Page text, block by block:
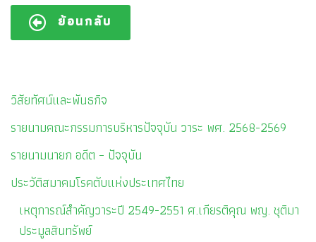
ย้อนกลับ
วิสัยทัศน์และพันธกิจ
รายนามคณะกรรมการบริหารปัจจุบัน วาระ พศ. 2568-2569
รายนามนายก อดีต – ปัจจุบัน
ประวัติสมาคมโรคตับแห่งประเทศไทย
เหตุการณ์สำคัญวาระปี 2549-2551 ศ.เกียรติคุณ พญ. ชุติมา
ประมูลสินทรัพย์